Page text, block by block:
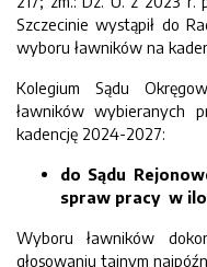
Szczecinie wystąpił do
wyboru ławników na
Kolegium Sądu
ławników wybieranych
kadencję 2024-2027:
do Sądu
spraw pracy w
Wyboru ławników
głosowaniu tajnym